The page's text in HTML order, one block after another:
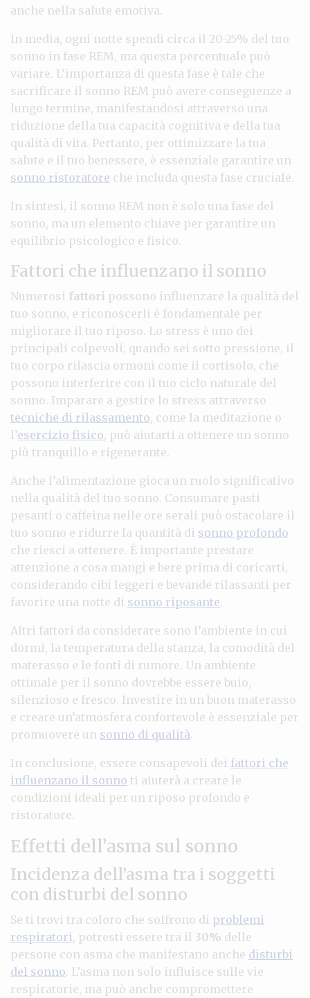
anche nella salute emotiva.
In media, ogni notte spendi circa il 20-25% del tuo
sonno in fase REM, ma questa percentuale può
variare. L’importanza di questa fase è tale che
sacrificare il sonno REM può avere conseguenze a
lungo termine, manifestandosi attraverso una
riduzione della tua capacità cognitiva e della tua
qualità di vita. Pertanto, per ottimizzare la tua
salute e il tuo benessere, è essenziale garantire un
sonno ristoratore che includa questa fase cruciale.
In sintesi, il sonno REM non è solo una fase del
sonno, ma un elemento chiave per garantire un
equilibrio psicologico e fisico.
Fattori che influenzano il sonno
Numerosi fattori possono influenzare la qualità del
tuo sonno, e riconoscerli è fondamentale per
migliorare il tuo riposo. Lo stress è uno dei
principali colpevoli; quando sei sotto pressione, il
tuo corpo rilascia ormoni come il cortisolo, che
possono interferire con il tuo ciclo naturale del
sonno. Imparare a gestire lo stress attraverso
tecniche di rilassamento, come la meditazione o
l’esercizio fisico, può aiutarti a ottenere un sonno
più tranquillo e rigenerante.
Anche l’alimentazione gioca un ruolo significativo
nella qualità del tuo sonno. Consumare pasti
pesanti o caffeina nelle ore serali può ostacolare il
tuo sonno e ridurre la quantità di sonno profondo
che riesci a ottenere. È importante prestare
attenzione a cosa mangi e bere prima di coricarti,
considerando cibi leggeri e bevande rilassanti per
favorire una notte di sonno riposante.
Altri fattori da considerare sono l’ambiente in cui
dormi, la temperatura della stanza, la comodità del
materasso e le fonti di rumore. Un ambiente
ottimale per il sonno dovrebbe essere buio,
silenzioso e fresco. Investire in un buon materasso
e creare un’atmosfera confortevole è essenziale per
promuovere un sonno di qualità.
In conclusione, essere consapevoli dei fattori che
influenzano il sonno ti aiuterà a creare le
condizioni ideali per un riposo profondo e
ristoratore.
Effetti dell’asma sul sonno
Incidenza dell’asma tra i soggetti
con disturbi del sonno
Se ti trovi tra coloro che soffrono di problemi
respiratori, potresti essere tra il 30% delle
persone con asma che manifestano anche disturbi
del sonno. L’asma non solo influisce sulle vie
respiratorie, ma può anche compromettere